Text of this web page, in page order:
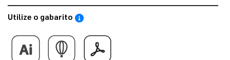
Utilize o gabarito Saiba como utilizar os nossos gabaritos